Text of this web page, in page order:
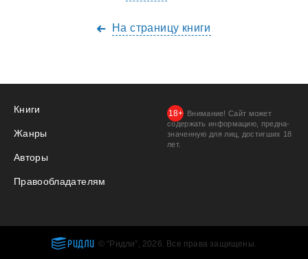
На страницу книги
Книги
Жанры
Авторы
Правообладателям
Внимание! Сайт может
содержать информацию, предна­
значенную для лиц, дости­гших 18
лет.
РИДЛИ © “Ридли”, 2026. Все права защищены.